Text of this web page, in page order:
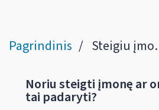
Pagrindinis Steigiu įmonę
Noriu steigti įmonę ar
tai padaryti?